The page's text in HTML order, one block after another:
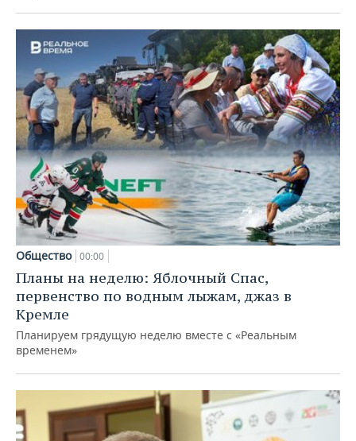
Общество 00:00
Планы на неделю: Яблочный Спас,
первенство по водным лыжам, джаз в
Кремле
Планируем грядущую неделю вместе с «Реальным
временем»